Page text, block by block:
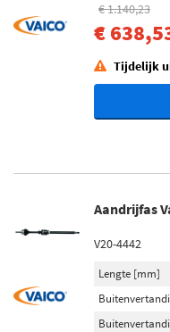
€ 1.140,23
€
Tijdelijk
Aandrijfas
V20-4442
Lengte [mm]